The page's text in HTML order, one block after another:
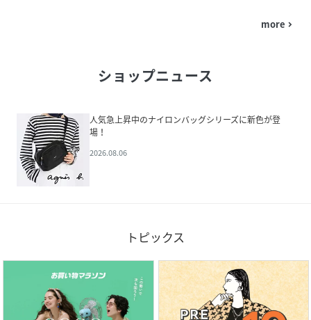
more navigate_next
ショップニュース
人気急上昇中のナイロンバッグシリーズに新色が登
場！
2026.08.06
トピックス